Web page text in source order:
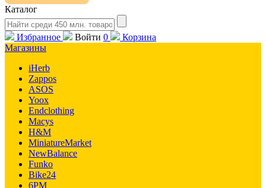
Каталог
Избранное Войти 0
Корзина
Магазины
iHerb
Zappos
ASOS
Yoox
Endclothing
Macys
H&M
MiniatureMarket
NewBalance
Funko
Bike24
6PM